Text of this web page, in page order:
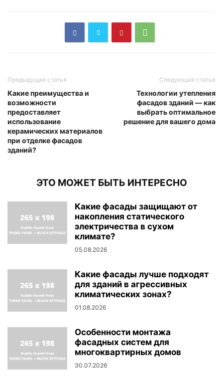
Предыдущая статья
Какие преимущества и
возможности
предоставляет
использование
керамических материалов
при отделке фасадов
зданий?
Следующая статья
Технологии утепления
фасадов зданий — как
выбрать оптимальное
решение для вашего дома
ЭТО МОЖЕТ БЫТЬ ИНТЕРЕСНО
Какие фасады защищают от
накопления статического
электричества в сухом
климате?
05.08.2026
Какие фасады лучше подходят
для зданий в агрессивных
климатических зонах?
01.08.2026
Особенности монтажа
фасадных систем для
многоквартирных домов
30.07.2026